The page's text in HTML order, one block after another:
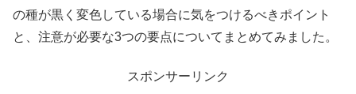
の種が黒く変色している場合に気をつけるべきポイント
と、注意が必要な3つの要点についてまとめてみました。
スポンサーリンク